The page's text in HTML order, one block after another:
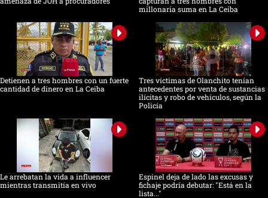
millonaria suma en La Ceiba
Detienen a tres hombres con un fuerte
cantidad de dinero en La Ceiba
Tres víctimas de Olanchito tenían
antecedentes por venta de sustancias
ilícitas y robo de vehículos, según la
Policía
Le arrebatan la vida a influencer
mientras transmitía en vivo
Espinel deja de lado las excusas y
fichaje podría debutar: "Está en la
lista..."